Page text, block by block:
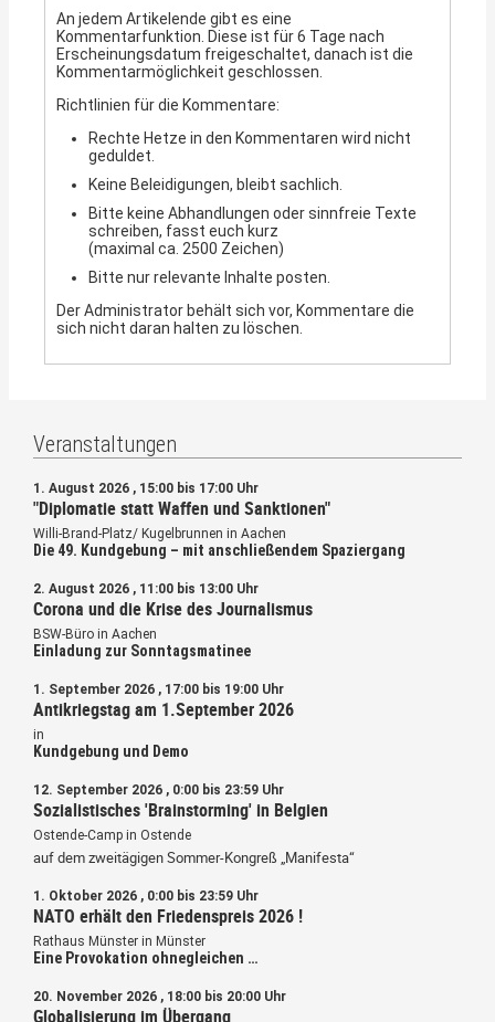
An jedem Artikelende gibt es eine
Kommentarfunktion. Diese ist für 6 Tage nach
Erscheinungsdatum freigeschaltet, danach ist die
Kommentarmöglichkeit geschlossen.
Richtlinien für die Kommentare:
Rechte Hetze in den Kommentaren wird nicht
geduldet.
Keine Beleidigungen, bleibt sachlich.
Bitte keine Abhandlungen oder sinnfreie Texte
schreiben, fasst euch kurz
(maximal ca. 2500 Zeichen)
Bitte nur relevante Inhalte posten.
Der Administrator behält sich vor, Kommentare die
sich nicht daran halten zu löschen.
Veranstaltungen
1. August 2026 , 15:00 bis 17:00 Uhr
"Diplomatie statt Waffen und Sanktionen"
Willi-Brand-Platz/ Kugelbrunnen in Aachen
Die 49. Kundgebung – mit anschließendem Spaziergang
2. August 2026 , 11:00 bis 13:00 Uhr
Corona und die Krise des Journalismus
BSW-Büro in Aachen
Einladung zur Sonntagsmatinee
1. September 2026 , 17:00 bis 19:00 Uhr
Antikriegstag am 1.September 2026
in
Kundgebung und Demo
12. September 2026 , 0:00 bis 23:59 Uhr
Sozialistisches 'Brainstorming' in Belgien
Ostende-Camp in Ostende
auf dem zweitägigen Sommer-Kongreß „Manifesta“
1. Oktober 2026 , 0:00 bis 23:59 Uhr
NATO erhält den Friedenspreis 2026 !
Rathaus Münster in Münster
Eine Provokation ohnegleichen …
20. November 2026 , 18:00 bis 20:00 Uhr
Globalisierung im Übergang